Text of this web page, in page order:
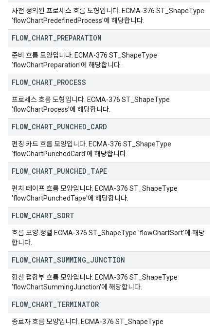
사전 정의된 프로세스 흐름 도형입니다. ECMA-376 ST_ShapeType
'flowChartPredefinedProcess'에 해당합니다.
FLOW_ CHART PREPARATION
준비 흐름 모양입니다. ECMA-376 ST_ShapeType
'flowChartPreparation'에 해당합니다.
FLOW_ CHART PROCESS
프로세스 흐름 도형입니다. ECMA-376 ST_ShapeType
'flowChartProcess'에 해당합니다.
FLOW_ CHART PUNCHED CARD
펀칭 카드 흐름 모양입니다. ECMA-376 ST_ShapeType
'flowChartPunchedCard'에 해당합니다.
FLOW_ CHART PUNCHED TAPE
펀치 테이프 흐름 모양입니다. ECMA-376 ST_ShapeType
'flowChartPunchedTape'에 해당합니다.
FLOW_ CHART SORT
흐름 모양 정렬 ECMA-376 ST_ShapeType 'flowChartSort'에 해당
합니다.
FLOW_ CHART SUMMING JUNCTION
합산 접합부 흐름 모양입니다. ECMA-376 ST_ShapeType
'flowChartSummingJunction'에 해당합니다.
FLOW_ CHART TERMINATOR
종료자 흐름 모양입니다. ECMA-376 ST_ShapeType